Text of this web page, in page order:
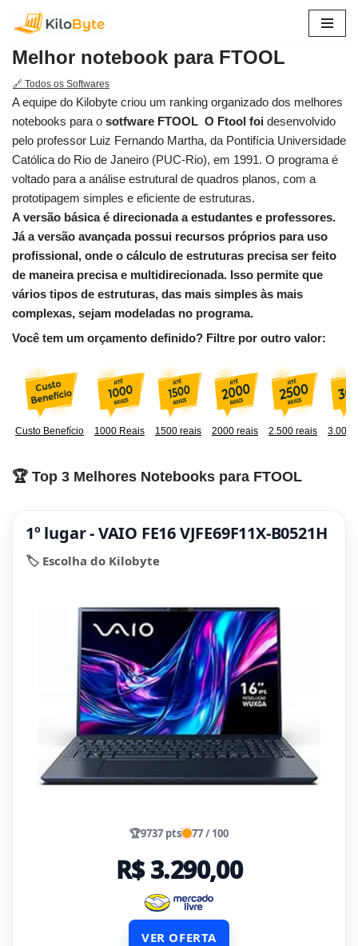
para
o
conteúdo
Melhor notebook para FTOOL
🔗 Todos os Softwares
A equipe do Kilobyte criou um ranking organizado dos melhores
notebooks para o sotfware FTOOL O Ftool foi desenvolvido
pelo professor Luiz Fernando Martha, da Pontifícia Universidade
Católica do Rio de Janeiro (PUC-Rio), em 1991. O programa é
voltado para a análise estrutural de quadros planos, com a
prototipagem simples e eficiente de estruturas.
A versão básica é direcionada a estudantes e professores.
Já a versão avançada possui recursos próprios para uso
profissional, onde o cálculo de estruturas precisa ser feito
de maneira precisa e multidirecionada. Isso permite que
vários tipos de estruturas, das mais simples às mais
complexas, sejam modeladas no programa.
Você tem um orçamento definido? Filtre por outro valor:
Custo Benefício 1000 Reais 1500 reais 2000 reais 2.500 reais 3.000
🏆 Top 3 Melhores Notebooks para FTOOL
1º lugar - VAIO FE16 VJFE69F11X-B0521H
🏷️ Escolha do Kilobyte
🏆9737 pts 77 / 100
R$ 3.290,00
VER OFERTA